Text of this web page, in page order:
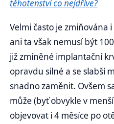
těhotenství co nejdříve?
Velmi často je zmiňována i
ani ta však nemusí být
již zmíněné implantační
opravdu silné a se slabší
snadno zaměnit. Ovšem
může (byť obvykle v
objevovat i 4 měsíce po